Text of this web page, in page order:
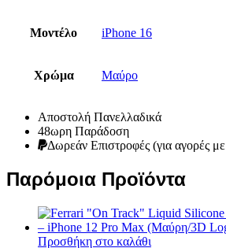
Μοντέλο iPhone 16
Χρώμα Μαύρο
Αποστολή Πανελλαδικά
48ωρη Παράδοση
Δωρεάν Eπιστροφές (για αγορές
Παρόμοια Προϊόντα
Προσθήκη στο καλάθι